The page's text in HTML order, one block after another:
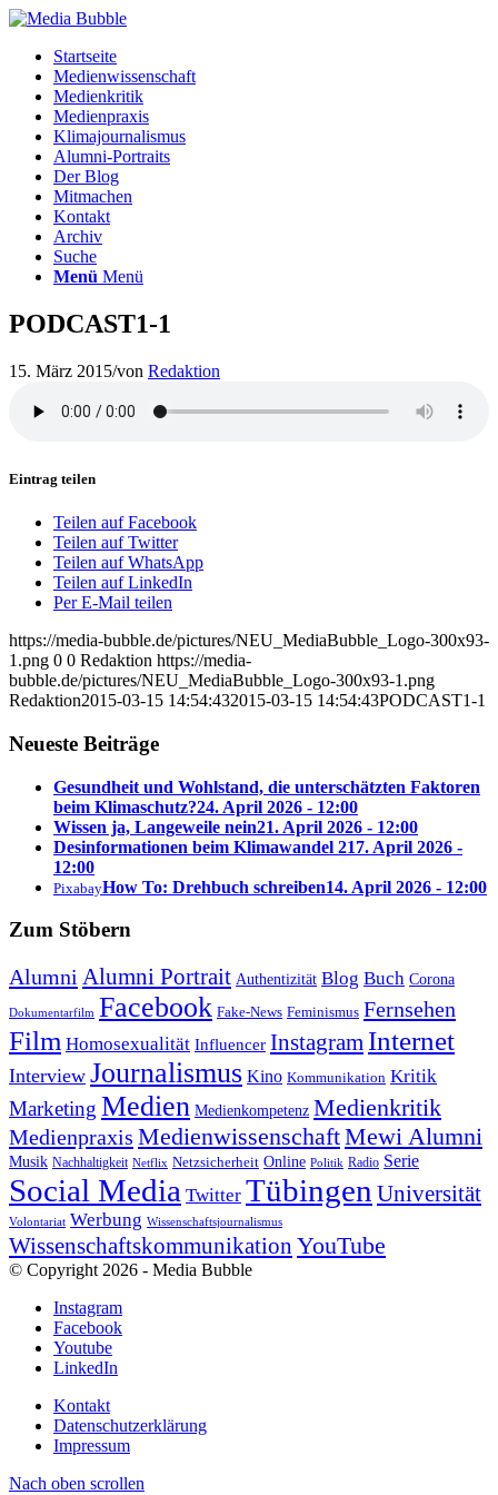
Startseite
Medienwissenschaft
Medienkritik
Medienpraxis
Klimajournalismus
Alumni-Portraits
Der Blog
Mitmachen
Kontakt
Archiv
Suche
Menü Menü
PODCAST1-1
15. März 2015/von Redaktion
Eintrag teilen
Teilen auf Facebook
Teilen auf Twitter
Teilen auf WhatsApp
Teilen auf LinkedIn
Per E-Mail teilen
https://media-bubble.de/pictures/NEU_MediaBubble_Logo-300x93-
1.png 0 0 Redaktion https://media-
bubble.de/pictures/NEU_MediaBubble_Logo-300x93-1.png
Redaktion2015-03-15 14:54:432015-03-15 14:54:43PODCAST1-1
Neueste Beiträge
Gesundheit und Wohlstand, die unterschätzten Faktoren
beim Klimaschutz?24. April 2026 - 12:00
Wissen ja, Langeweile nein21. April 2026 - 12:00
Desinformationen beim Klimawandel 217. April 2026 -
12:00
PixabayHow To: Drehbuch schreiben14. April 2026 - 12:00
Zum Stöbern
Alumni Alumni Portrait Authentizität Blog Buch Corona
Dokumentarfilm Facebook Fake-News Feminismus Fernsehen
Film Homosexualität Influencer Instagram Internet
Interview Journalismus Kino Kommunikation Kritik
Marketing Medien Medienkompetenz Medienkritik
Medienpraxis MedienwissenschaftMewi Alumni
Musik Nachhaltigkeit Netflix Netzsicherheit Online Politik Radio Serie
Social Media Twitter Tübingen Universität
Volontariat Werbung Wissenschaftsjournalismus
Wissenschaftskommunikation YouTube
© Copyright 2026 - Media Bubble
Instagram
Facebook
Youtube
LinkedIn
Kontakt
Datenschutzerklärung
Impressum
Nach oben scrollen